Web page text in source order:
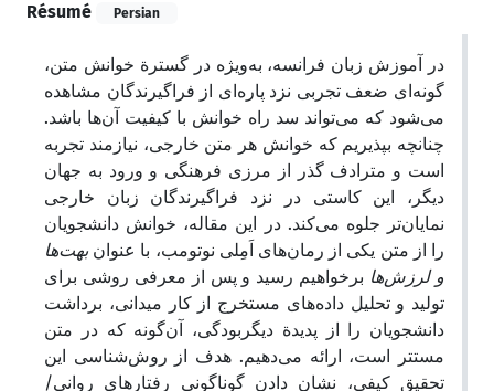
Résumé
Persian
در آموزش زبان فرانسه، به‌ویژه در گسترة خوانش متن،
گونه‌ای ضعف تجربی نزد پاره‌ای از فراگیرندگان مشاهده
می‌شود که می‌تواند سد راه خوانش با کیفیت آن‌ها باشد.
چنانچه بپذیریم که خوانش هر متن خارجی، نیازمند تجربه
است و مترادف گذر از مرزی فرهنگی و ورود به جهان
دیگر، این کاستی در نزد فراگیرندگان زبان خارجی
نمایان‌تر جلوه می‌کند. در این مقاله، خوانش دانشجویان
را از متن یکی از رمان‌های اَمِلی نوتومب، با عنوان بهت‌ها
و لرزش‌ها برخواهیم رسید و پس از معرفی روشی برای
تولید و تحلیل داده‌های مستخرج از کار میدانی، برداشت
دانشجویان را از پدیدة دیگربودگی، آن‌گونه که در متن
مستتر است، ارائه می‌دهیم. هدف از روش‌شناسی این
تحقیق کیفی، نشان دادن گوناگونی رفتارهای روانی/